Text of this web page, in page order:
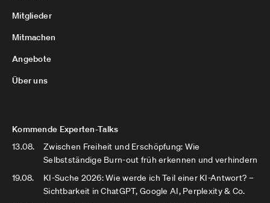
Mitglieder
Mitmachen
Angebote
Über uns
Kommende Experten-Talks
13.08.
Zwischen Freiheit und Erschöpfung: Wie
Selbstständige Burn-out früh erkennen und verhindern
19.08.
KI-Suche 2026: Wie werde ich Teil einer KI-Antwort? –
Sichtbarkeit in ChatGPT, Google AI, Perplexity & Co.